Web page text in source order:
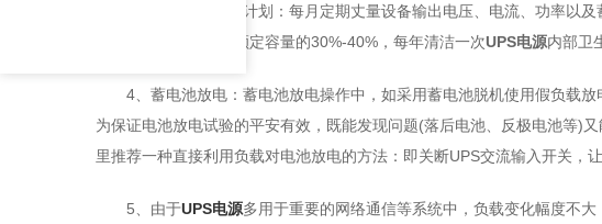
3、制定定期维护计划：每月定期丈量设备输出电压、电流、功率以
电试验，一般应放出额定容量的30%-40%，每年清洁一次UPS电源内部卫
4、蓄电池放电：蓄电池放电操作中，如采用蓄电池脱机使用假负载
为保证电池放电试验的平安有效，既能发现问题(落后电池、反极电池等)
里推荐一种直接利用负载对电池放电的方法：即关断UPS交流输入开关，让
5、由于UPS电源多用于重要的网络通信等系统中，负载变化幅度不